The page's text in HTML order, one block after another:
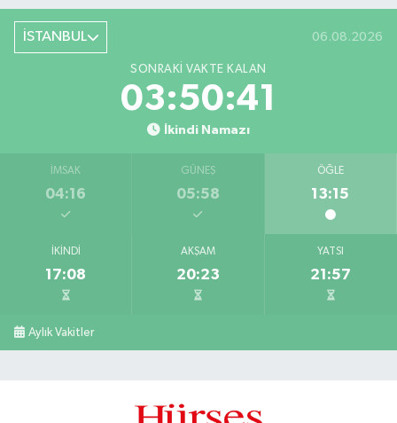
İSTANBUL 06.08.2026
SONRAKI VAKTE KALAN
03:50:41
İkindi Namazı
İMSAK
04:16
GÜNEŞ
05:58
ÖĞLE
13:15
İKINDI
17:08
AKŞAM
20:23
YATSI
21:57
Aylık Vakitler